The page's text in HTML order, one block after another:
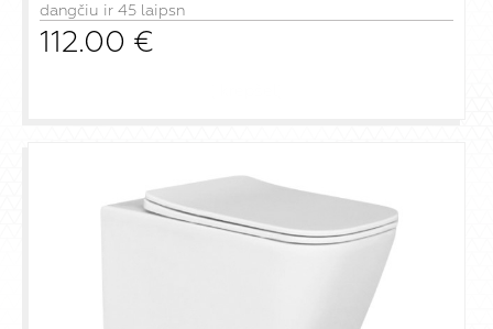
dangčiu ir 45 laipsn
112.00 €